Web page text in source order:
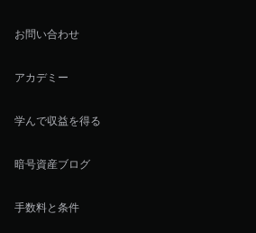
お問い合わせ
アカデミー
学んで収益を得る
暗号資産ブログ
手数料と条件